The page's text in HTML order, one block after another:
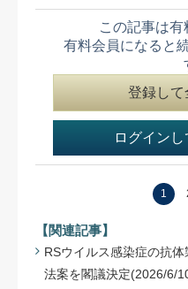
この記事は有
有料会員になると
登録して
ログイン
1
【関連記事】
RSウイルス感染症の抗
法案を閣議決定(2026/6/